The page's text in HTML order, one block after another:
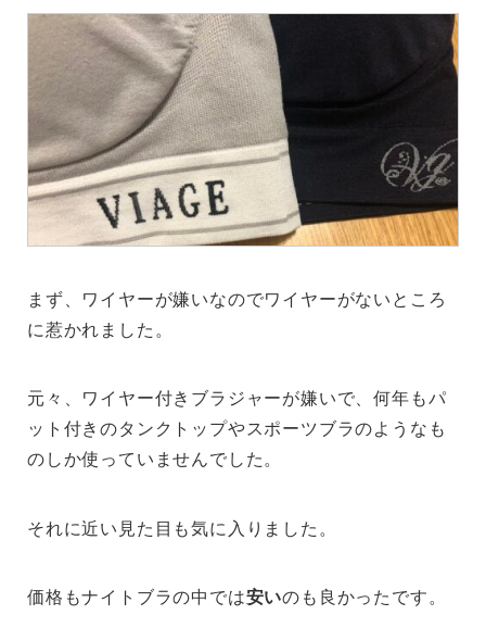
まず、ワイヤーが嫌いなのでワイヤーがないところ
に惹かれました。
元々、ワイヤー付きブラジャーが嫌いで、何年もパ
ット付きのタンクトップやスポーツブラのようなも
のしか使っていませんでした。
それに近い見た目も気に入りました。
価格もナイトブラの中では安いのも良かったです。